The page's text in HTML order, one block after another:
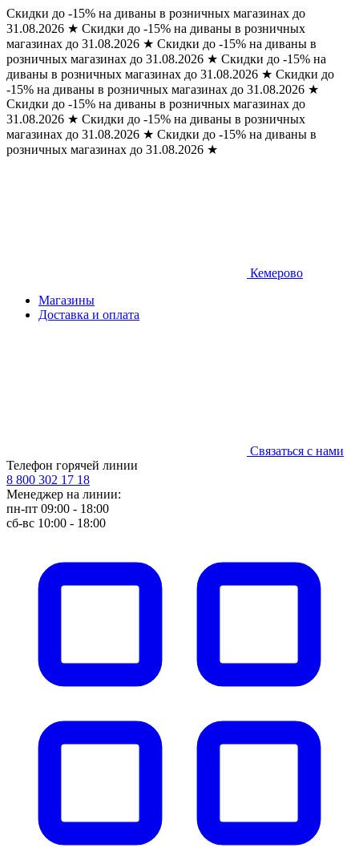
Скидки до -15% на диваны в розничных магазинах до
31.08.2026 ★ Скидки до -15% на диваны в розничных
магазинах до 31.08.2026 ★ Скидки до -15% на диваны в
розничных магазинах до 31.08.2026 ★ Скидки до -15% на
диваны в розничных магазинах до 31.08.2026 ★ Скидки до
-15% на диваны в розничных магазинах до 31.08.2026 ★
Скидки до -15% на диваны в розничных магазинах до
31.08.2026 ★ Скидки до -15% на диваны в розничных
магазинах до 31.08.2026 ★ Скидки до -15% на диваны в
розничных магазинах до 31.08.2026 ★
Кемерово
Магазины
Доставка и оплата
Связаться с нами
Телефон горячей линии
8 800 302 17 18
Менеджер на линии:
пн-пт 09:00 - 18:00
сб-вс 10:00 - 18:00